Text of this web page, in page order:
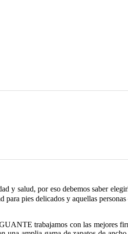
y salud, por eso debemos saber
pies delicados y aquellas
trabajamos con las mejores